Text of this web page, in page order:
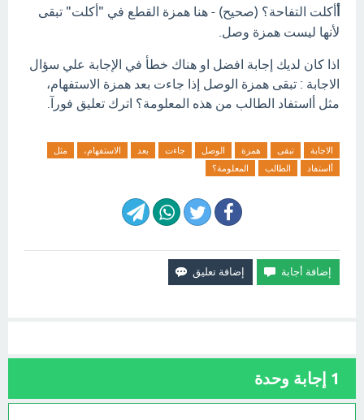
أأكلت التفاحة؟ (صحيح) - هنا همزة القطع في "أكلت" تبقى
لأنها ليست همزة وصل.
اذا كان لديك إجابة افضل او هناك خطأ في الإجابة علي سؤال
الاجابة : تبقى همزة الوصل إذا جاءت بعد همزة الاستفهام،
مثل أاستفاد الطالب من هذه المعلومة؟ اترك تعليق فورآ.
الاجابة تبقى همزة الوصل جاءت بعد الاستفهام،
مثل
أاستفاد
الطالب المعلومة؟
1 إجابة وحدة